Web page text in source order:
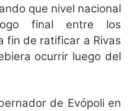
que nivel nacional
final entre los
fin de ratificar a Rivas
ocurrir luego del
de Evópoli en